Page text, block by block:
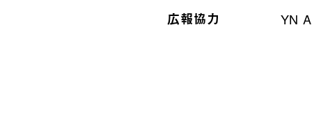
広報協力 YN